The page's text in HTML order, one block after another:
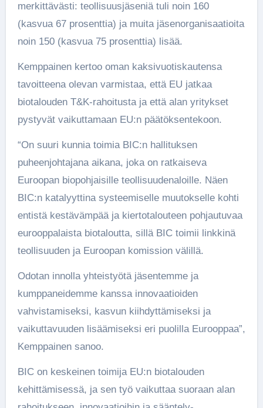
merkittävästi: teollisuusjäseniä tuli noin 160
(kasvua 67 prosenttia) ja muita jäsenorganisaatioita
noin 150 (kasvua 75 prosenttia) lisää.
Kemppainen kertoo oman kaksivuotiskautensa
tavoitteena olevan varmistaa, että EU jatkaa
biotalouden T&K-rahoitusta ja että alan yritykset
pystyvät vaikuttamaan EU:n päätöksentekoon.
“On suuri kunnia toimia BIC:n hallituksen
puheenjohtajana aikana, joka on ratkaiseva
Euroopan biopohjaisille teollisuudenaloille. Näen
BIC:n katalyyttina systeemiselle muutokselle kohti
entistä kestävämpää ja kiertotalouteen pohjautuvaa
eurooppalaista biotaloutta, sillä BIC toimii linkkinä
teollisuuden ja Euroopan komission välillä.
Odotan innolla yhteistyötä jäsentemme ja
kumppaneidemme kanssa innovaatioiden
vahvistamiseksi, kasvun kiihdyttämiseksi ja
vaikuttavuuden lisäämiseksi eri puolilla Eurooppaa”,
Kemppainen sanoo.
BIC on keskeinen toimija EU:n biotalouden
kehittämisessä, ja sen työ vaikuttaa suoraan alan